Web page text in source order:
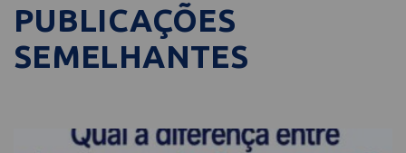
PUBLICAÇÕES
SEMELHANTES